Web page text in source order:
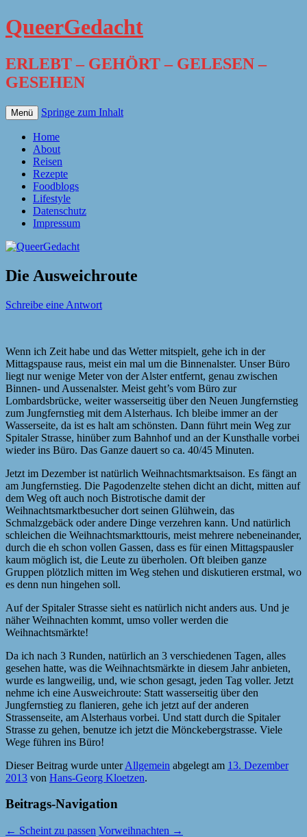
QueerGedacht
ERLEBT – GEHÖRT – GELESEN –
GESEHEN
Menü Springe zum Inhalt
Home
About
Reisen
Rezepte
Foodblogs
Lifestyle
Datenschutz
Impressum
Die Ausweichroute
Schreibe eine Antwort
Wenn ich Zeit habe und das Wetter mitspielt, gehe ich in der
Mittagspause raus, meist ein mal um die Binnenalster. Unser Büro
liegt nur wenige Meter von der Alster entfernt, genau zwischen
Binnen- und Aussenalster. Meist geht’s vom Büro zur
Lombardsbrücke, weiter wasserseitig über den Neuen Jungfernstieg
zum Jungfernstieg mit dem Alsterhaus. Ich bleibe immer an der
Wasserseite, da ist es halt am schönsten. Dann führt mein Weg zur
Spitaler Strasse, hinüber zum Bahnhof und an der Kunsthalle vorbei
wieder ins Büro. Das Ganze dauert so ca. 40/45 Minuten.
Jetzt im Dezember ist natürlich Weihnachtsmarktsaison. Es fängt an
am Jungfernstieg. Die Pagodenzelte stehen dicht an dicht, mitten auf
dem Weg oft auch noch Bistrotische damit der
Weihnachtsmarktbesucher dort seinen Glühwein, das
Schmalzgebäck oder andere Dinge verzehren kann. Und natürlich
schleichen die Weihnachtsmarkttouris, meist mehrere nebeneinander,
durch die eh schon vollen Gassen, dass es für einen Mittagspausler
kaum möglich ist, die Leute zu überholen. Oft bleiben ganze
Gruppen plötzlich mitten im Weg stehen und diskutieren erstmal, wo
es denn nun hingehen soll.
Auf der Spitaler Strasse sieht es natürlich nicht anders aus. Und je
näher Weihnachten kommt, umso voller werden die
Weihnachtsmärkte!
Da ich nach 3 Runden, natürlich an 3 verschiedenen Tagen, alles
gesehen hatte, was die Weihnachtsmärkte in diesem Jahr anbieten,
wurde es langweilig, und, wie schon gesagt, jeden Tag voller. Jetzt
nehme ich eine Ausweichroute: Statt wasserseitig über den
Jungfernstieg zu flanieren, gehe ich jetzt auf der anderen
Strassenseite, am Alsterhaus vorbei. Und statt durch die Spitaler
Strasse zu gehen, benutze ich jetzt die Mönckebergstrasse. Viele
Wege führen ins Büro!
Dieser Beitrag wurde unterAllgemein abgelegt am 13. Dezember
2013 von Hans-Georg Kloetzen.
Beitrags-Navigation
← Scheint zu passen Vorweihnachten →